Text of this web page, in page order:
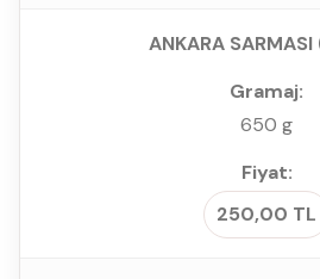
ANKARA
650 g
250,00 TL